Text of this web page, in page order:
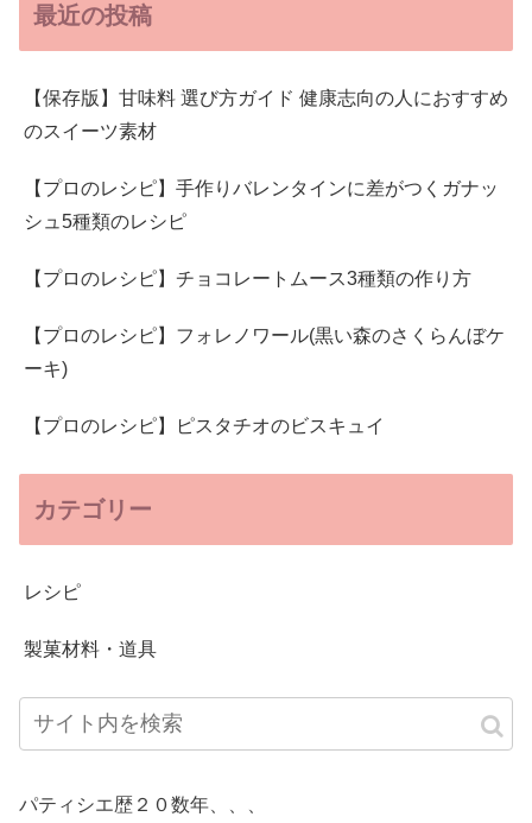
最近の投稿
【保存版】甘味料 選び方ガイド 健康志向の人におすすめ
のスイーツ素材
【プロのレシピ】手作りバレンタインに差がつくガナッ
シュ5種類のレシピ
【プロのレシピ】チョコレートムース3種類の作り方
【プロのレシピ】フォレノワール(黒い森のさくらんぼケ
ーキ)
【プロのレシピ】ピスタチオのビスキュイ
カテゴリー
レシピ
製菓材料・道具
パティシエ歴２０数年、、、